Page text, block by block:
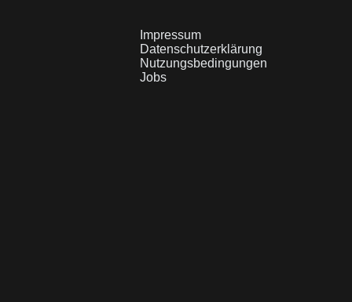
Impressum
Datenschutzerklärung
Nutzungsbedingungen
Jobs